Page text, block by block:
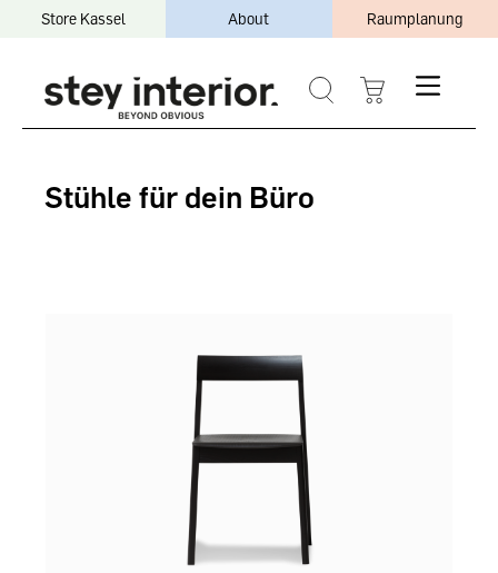
Store Kassel About Raumplanung
Stühle für dein Büro